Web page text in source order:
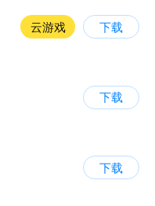
云游戏 下载
下载
下载